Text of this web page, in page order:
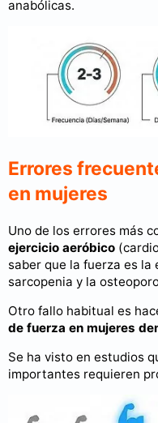
anabólicas.
Errores
en mujeres
Uno de los errores más
ejercicio aeróbico
saber que la fuerza es
sarcopenia y la
Otro fallo habitual es
de fuerza en mujeres
Se ha visto en estudios
importantes requieren